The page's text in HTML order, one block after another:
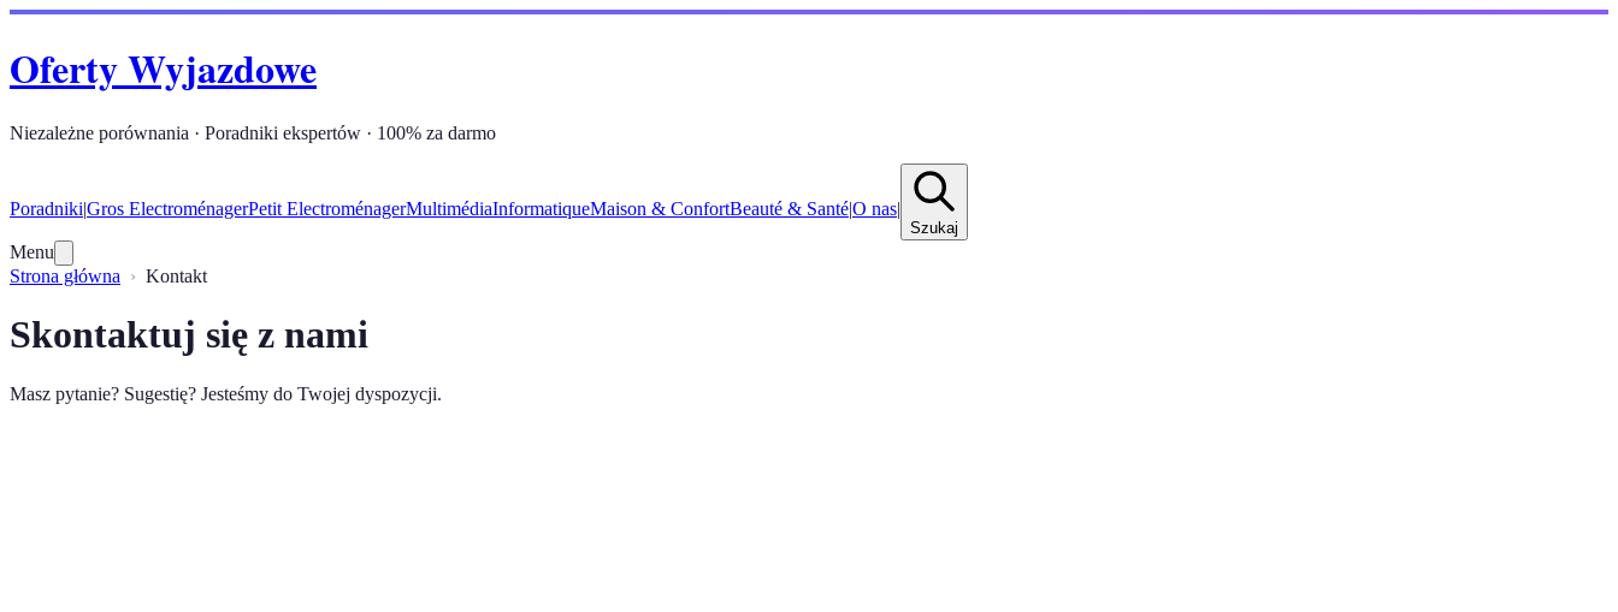
Oferty Wyjazdowe
Niezależne porównania · Poradniki ekspertów · 100% za darmo
Poradniki|Gros ElectroménagerPetit ElectroménagerMultimédiaInformatiqueMaison & ConfortBeauté & Santé|O nas|
Szukaj
Menu
Strona główna
Kontakt
Skontaktuj się z nami
Masz pytanie? Sugestię? Jesteśmy do Twojej dyspozycji.